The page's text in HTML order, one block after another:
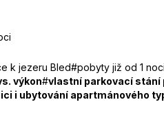
k jezeru Bled#pobyty již od 1
výkon#vlastní parkovací stání
i ubytování apartmánového